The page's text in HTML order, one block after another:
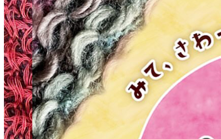
ニットのカラフル動物園